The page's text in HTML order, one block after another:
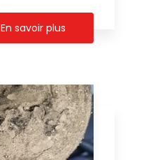
En savoir plus